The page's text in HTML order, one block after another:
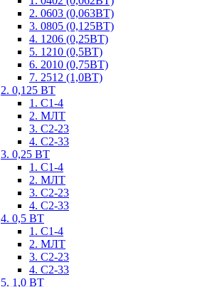
2. 0603 (0,063ВТ)
3. 0805 (0,125ВТ)
4. 1206 (0,25ВТ)
5. 1210 (0,5ВТ)
6. 2010 (0,75ВТ)
7. 2512 (1,0ВТ)
2. 0,125 ВТ
1. С1-4
2. МЛТ
3. С2-23
4. С2-33
3. 0,25 ВТ
1. С1-4
2. МЛТ
3. С2-23
4. С2-33
4. 0,5 ВТ
1. С1-4
2. МЛТ
3. С2-23
4. С2-33
5. 1,0 ВТ